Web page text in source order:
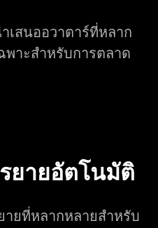
เสนออวาตาร์ที่หลาก
าะสำหรับการตลาด
ยายอัตโนมัติ
ายที่หลากหลายสำหรับ